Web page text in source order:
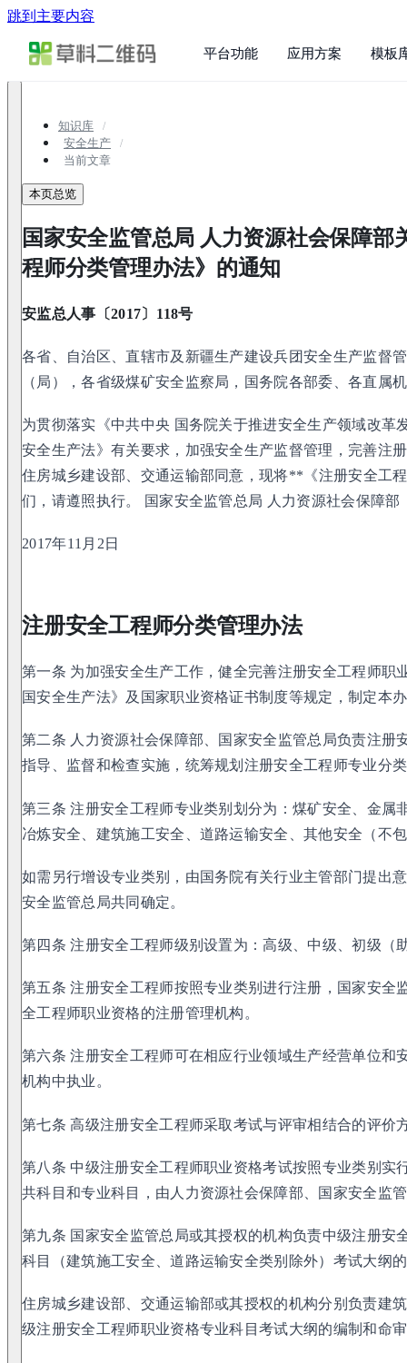
跳到主要内容
平台功能 应用方案 模板
知识库
安全生产
当前文章
本页总览
国家安全监管总局 人力资源社会保障部
程师分类管理办法》的通知
安监总人事〔2017〕118号
各省、自治区、直辖市及新疆生产建设兵团安全生产监督
（局），各省级煤矿安全监察局，国务院各部委、各直属
为贯彻落实《中共中央 国务院关于推进安全生产领域改革
安全生产法》有关要求，加强安全生产监督管理，完善注
住房城乡建设部、交通运输部同意，现将**《注册安全工
们，请遵照执行。 国家安全监管总局 人力资源社会保障部
2017年11月2日
注册安全工程师分类管理办法
第一条 为加强安全生产工作，健全完善注册安全工程师职
国安全生产法》及国家职业资格证书制度等规定，制定本
第二条 人力资源社会保障部、国家安全监管总局负责注册
指导、监督和检查实施，统筹规划注册安全工程师专业分
第三条 注册安全工程师专业类别划分为：煤矿安全、金属
冶炼安全、建筑施工安全、道路运输安全、其他安全（不
如需另行增设专业类别，由国务院有关行业主管部门提出
安全监管总局共同确定。
第四条 注册安全工程师级别设置为：高级、中级、初级（
第五条 注册安全工程师按照专业类别进行注册，国家安全
全工程师职业资格的注册管理机构。
第六条 注册安全工程师可在相应行业领域生产经营单位和
机构中执业。
第七条 高级注册安全工程师采取考试与评审相结合的评价
第八条 中级注册安全工程师职业资格考试按照专业类别实
共科目和专业科目，由人力资源社会保障部、国家安全监
第九条 国家安全监管总局或其授权的机构负责中级注册安
科目（建筑施工安全、道路运输安全类别除外）考试大纲
住房城乡建设部、交通运输部或其授权的机构分别负责建
级注册安全工程师职业资格专业科目考试大纲的编制和命